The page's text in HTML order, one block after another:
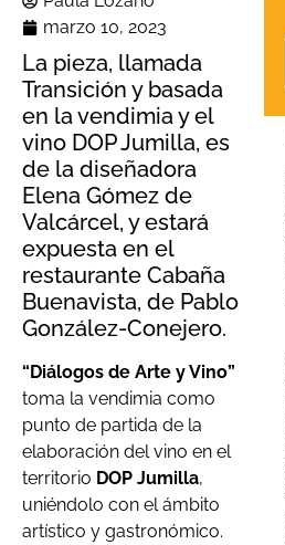
marzo 10, 2023
La pieza, llamada
Transición y basada
en la vendimia y el
vino DOP Jumilla, es
de la diseñadora
Elena Gómez de
Valcárcel, y estará
expuesta en el
restaurante Cabaña
Buenavista, de Pablo
González-Conejero.
“Diálogos de Arte y Vino”
toma la vendimia como
punto de partida de la
elaboración del vino en el
territorio DOP Jumilla,
uniéndolo con el ámbito
artístico y gastronómico.